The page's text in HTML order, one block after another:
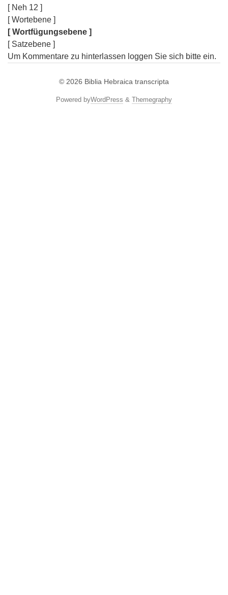
[ Neh 12 ]
[ Wortebene ]
[ Wortfügungsebene ]
[ Satzebene ]
Um Kommentare zu hinterlassen loggen Sie sich bitte ein.
© 2026 Biblia Hebraica transcripta
Powered byWordPress & Themegraphy